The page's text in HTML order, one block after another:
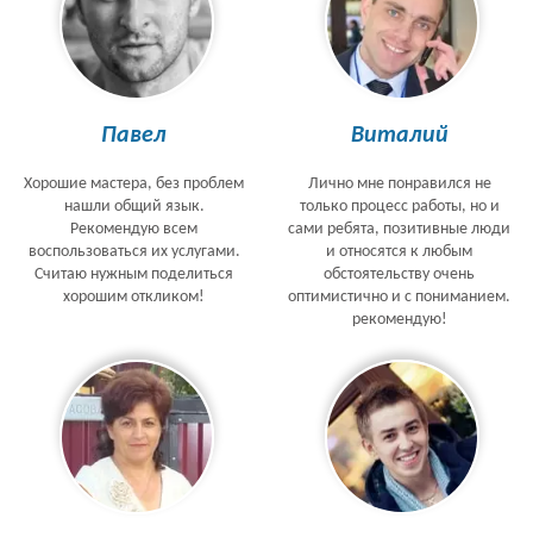
Павел
Хорошие мастера, без проблем
нашли общий язык.
Рекомендую всем
воспользоваться их услугами.
Считаю нужным поделиться
хорошим откликом!
Виталий
Лично мне понравился не
только процесс работы, но и
сами ребята, позитивные люди
и относятся к любым
обстоятельству очень
оптимистично и с пониманием.
рекомендую!